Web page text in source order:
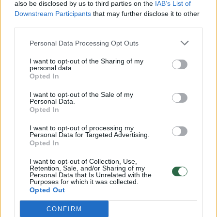
also be disclosed by us to third parties on the IAB’s List of
Downstream Participants that may further disclose it to other
Personal Data Processing Opt Outs
I want to opt-out of the Sharing of my
personal data.
Opted In
I want to opt-out of the Sale of my
Personal Data.
Opted In
I want to opt-out of processing my
Personal Data for Targeted Advertising.
Opted In
I want to opt-out of Collection, Use,
Retention, Sale, and/or Sharing of my
Personal Data that Is Unrelated with the
Purposes for which it was collected.
Opted Out
CONFIRM
Mindaugo Sinkevičiaus byloje. Kaltės
buvo nuteistas 12,5 tūkst. eurų pinigine
bauda, jam trejiems atimta teisė dirbti
valstybės tarnyboje. Įsiteisėjus
nuosprendžiui, M. Sinkevičius neteko mero
pareigų. Jo byla dar bus nagrinėjama
Aukščiausiajame Teisme.
Šiuo metu STT atlieka ikiteisminius tyrimus
dėl 29 savivaldybių galimai netinkamo
savivaldos lėšų panaudojimo: Vilniaus,
Šiaulių, Panevėžio miestų bei Alytaus, Utenos,
Ukmergės, Kretingos, Ignalinos, Mažeikių,